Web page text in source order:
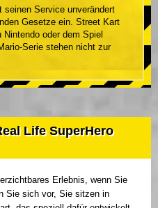
seinen Service unverändert
Gesetze ein. Street Kart
oder dem Spiel
Serie stehen nicht zur
Life SuperHero
Erlebnis, wenn Sie
Sie sich vor, Sie sitzen in